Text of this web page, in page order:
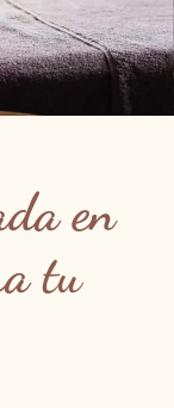
en
tu